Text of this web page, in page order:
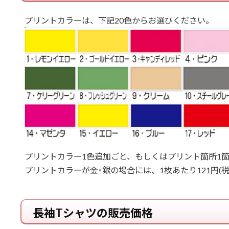
プリントカラーは、下記20色からお選びください。
プリントカラー1色追加ごと、もしくはプリント箇所1
プリントカラーが金･銀の場合には、1枚あたり121円(
長袖Tシャツの販売価格